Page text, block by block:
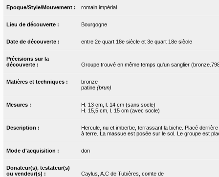
Epoque/Style/Mouvement : romain impérial
Lieu de découverte : Bourgogne
Date de découverte : entre 2e quart 18e siècle et 3e quart 18e siècle
Précisions sur la
découverte :
Groupe trouvé en même temps qu'un sanglier
Matières et techniques :
bronze
patine (brun)
Mesures :
H. 13 cm, l. 14 cm (sans socle)
H. 15,5 cm, l. 15 cm (avec socle)
Description :
Hercule, nu et imberbe, terrassant la biche. Placé
à terre. La massue est posée sur le sol. Le groupe est
Mode d'acquisition : don
Donateur(s), testateur(s)
ou vendeur(s) :
Caylus, A.C de Tubières, comte de